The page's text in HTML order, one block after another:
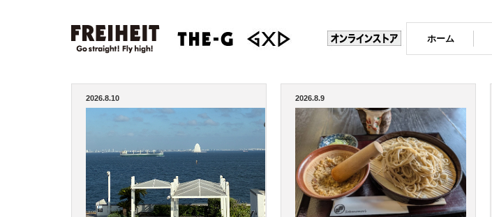
ホーム
2026.8.10 2026.8.9